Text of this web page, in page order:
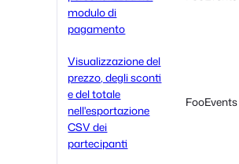
modulo di
pagamento
Visualizzazione del
prezzo, degli sconti
e del totale
nell'esportazione
CSV dei
partecipanti
FooEvents